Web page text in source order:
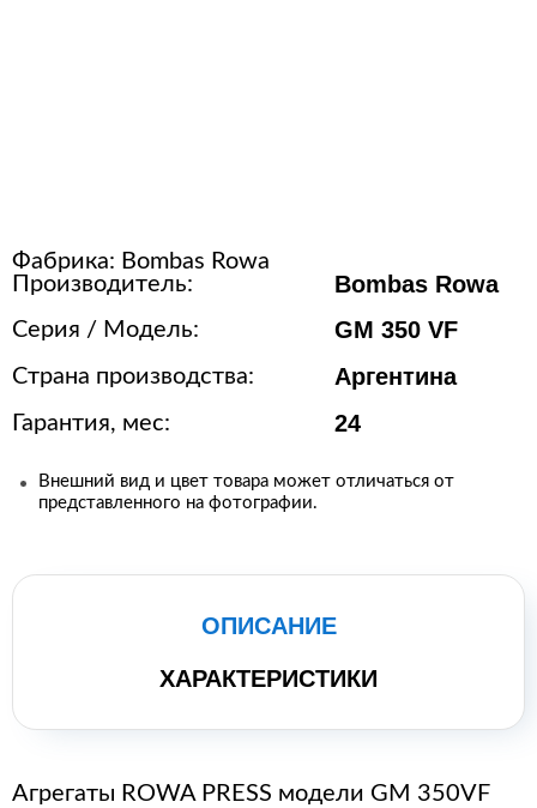
info@buenos.ru
Фабрика: Bombas Rowa
Производитель:
Bombas Rowa
Серия / Модель: GM 350 VF
Страна производства: Аргентина
Гарантия, мес: 24
Внешний вид и цвет товара может отличаться от
представленного на фотографии.
ОПИСАНИЕ
ХАРАКТЕРИСТИКИ
Агрегаты ROWA PRESS модели GM 350VF